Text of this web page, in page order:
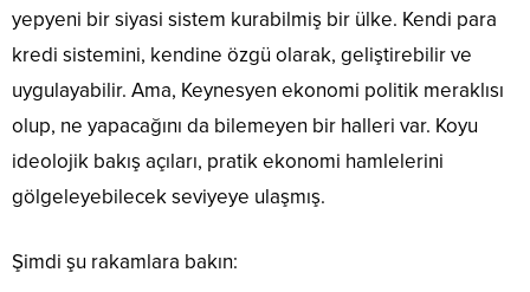
yepyeni bir siyasi sistem kurabilmiş bir ülke. Kendi para
kredi sistemini, kendine özgü olarak, geliştirebilir ve
uygulayabilir. Ama, Keynesyen ekonomi politik meraklısı
olup, ne yapacağını da bilemeyen bir halleri var. Koyu
ideolojik bakış açıları, pratik ekonomi hamlelerini
gölgeleyebilecek seviyeye ulaşmış.
Şimdi şu rakamlara bakın: